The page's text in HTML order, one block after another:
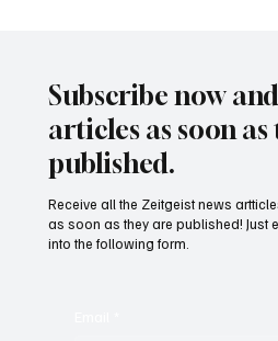
Subscribe now
articles as soon as
published.
Receive all the Zeitgeist news
as soon as they are published! Just
into the following form.